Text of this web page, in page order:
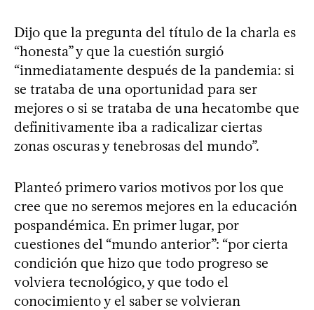
Dijo que la pregunta del título de la charla es
“honesta” y que la cuestión surgió
“inmediatamente después de la pandemia: si
se trataba de una oportunidad para ser
mejores o si se trataba de una hecatombe que
definitivamente iba a radicalizar ciertas
zonas oscuras y tenebrosas del mundo”.
Planteó primero varios motivos por los que
cree que no seremos mejores en la educación
pospandémica. En primer lugar, por
cuestiones del “mundo anterior”: “por cierta
condición que hizo que todo progreso se
volviera tecnológico, y que todo el
conocimiento y el saber se volvieran